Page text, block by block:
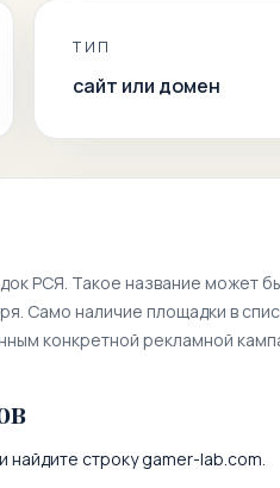
ТИП
сайт или домен
РСЯ. Такое название может
Само наличие площадки в
конкретной рекламной
найдите строкуgamer-lab.com.